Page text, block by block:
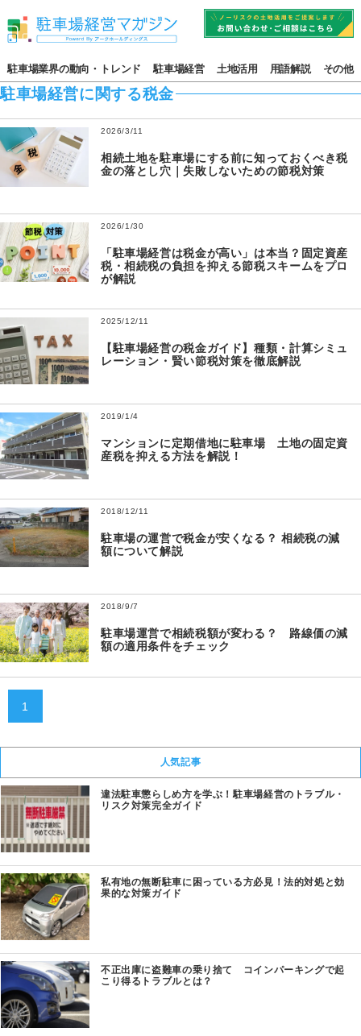
駐車場業界の動向・トレンド 駐車場経営 土地活用 用語解説 その他
駐車場経営に関する税金
2026/3/11
相続土地を駐車場にする前に知っておくべき税
金の落とし穴｜失敗しないための節税対策
2026/1/30
「駐車場経営は税金が高い」は本当？固定資産
税・相続税の負担を抑える節税スキームをプロ
が解説
2025/12/11
【駐車場経営の税金ガイド】種類・計算シミュ
レーション・賢い節税対策を徹底解説
2019/1/4
マンションに定期借地に駐車場 土地の固定資
産税を抑える方法を解説！
2018/12/11
駐車場の運営で税金が安くなる？ 相続税の減
額について解説
2018/9/7
駐車場運営で相続税額が変わる？ 路線価の減
額の適用条件をチェック
1
人気記事
違法駐車懲らしめ方を学ぶ！駐車場経営のトラブル・
リスク対策完全ガイド
私有地の無断駐車に困っている方必見！法的対処と効
果的な対策ガイド
不正出庫に盗難車の乗り捨て コインパーキングで起
こり得るトラブルとは？